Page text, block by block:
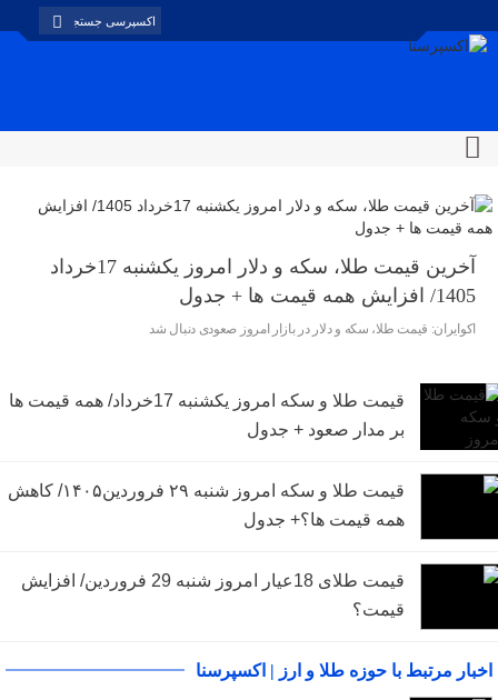
آخرین قیمت طلا، سکه و دلار امروز یکشنبه 17خرداد
1405/ افزایش همه قیمت ها + جدول
اکوایران: قیمت طلا، سکه و دلار در بازار امروز صعودی دنبال شد
قیمت طلا و سکه امروز یکشنبه 17خرداد/ همه قیمت ها
بر مدار صعود + جدول
قیمت طلا و سکه امروز شنبه ۲۹ فروردین۱۴۰۵/ کاهش
همه قیمت ها؟+ جدول
قیمت طلای 18عیار امروز شنبه 29 فروردین/ افزایش
قیمت؟
اخبار مرتبط با حوزه طلا و ارز | اکسپرسنا